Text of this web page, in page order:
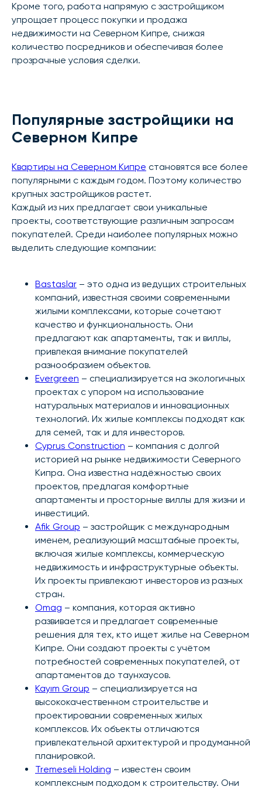
Кроме того, работа напрямую с застройщиком
упрощает процесс покупки и продажа
недвижимости на Северном Кипре, снижая
количество посредников и обеспечивая более
прозрачные условия сделки.
Популярные застройщики на
Северном Кипре
Квартиры на Северном Кипре становятся все более
популярными с каждым годом. Поэтому количество
крупных застройщиков растет.
Каждый из них предлагает свои уникальные
проекты, соответствующие различным запросам
покупателей. Среди наиболее популярных можно
выделить следующие компании:
Bastaslar – это одна из ведущих строительных
компаний, известная своими современными
жилыми комплексами, которые сочетают
качество и функциональность. Они
предлагают как апартаменты, так и виллы,
привлекая внимание покупателей
разнообразием объектов.
Evergreen – специализируется на экологичных
проектах с упором на использование
натуральных материалов и инновационных
технологий. Их жилые комплексы подходят как
для семей, так и для инвесторов.
Cyprus Construction – компания с долгой
историей на рынке недвижимости Северного
Кипра. Она известна надёжностью своих
проектов, предлагая комфортные
апартаменты и просторные виллы для жизни и
инвестиций.
Afik Group – застройщик с международным
именем, реализующий масштабные проекты,
включая жилые комплексы, коммерческую
недвижимость и инфраструктурные объекты.
Их проекты привлекают инвесторов из разных
стран.
Omag – компания, которая активно
развивается и предлагает современные
решения для тех, кто ищет жилье на Северном
Кипре. Они создают проекты с учётом
потребностей современных покупателей, от
апартаментов до таунхаусов.
Kayım Group – специализируется на
высококачественном строительстве и
проектировании современных жилых
комплексов. Их объекты отличаются
привлекательной архитектурой и продуманной
планировкой.
Tremeseli Holding – известен своим
комплексным подходом к строительству. Они